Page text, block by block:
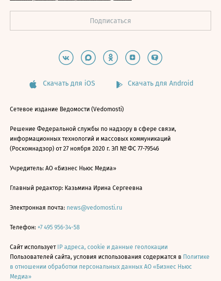
Скачать для iOS Скачать для Android
Сетевое издание Ведомости (Vedomosti)
Решение Федеральной службы по надзору в сфере связи,
информационных технологий и массовых коммуникаций
(Роскомнадзор) от 27 ноября 2020 г. ЭЛ № ФС 77-79546
Учредитель: АО «Бизнес Ньюс Медиа»
Главный редактор: Казьмина Ирина Сергеевна
Электронная почта: news@vedomosti.ru
Телефон: +7 495 956-34-58
Сайт использует IP адреса, cookie и данные геолокации
Пользователей сайта, условия использования содержатся в Политике
в отношении обработки персональных данных АО «Бизнес Ньюс
Медиа»